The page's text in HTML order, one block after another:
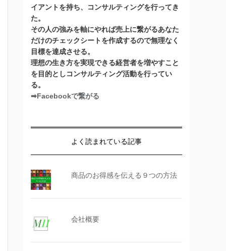
イアントを持ち、コンサルティングを行ってき
た。
その人の強みを軸にやれば売上に繋がるあなた
だけのチェックシートを作成するので無理なく
目標を達成させる。
理想の生き方を実現できる経営者を増やすこと
を目的としコンサルティング活動を行ってい
る。
➡Facebookで繋がる
よく読まれている記事
商品のお得感を伝える９つの方法
会社概要